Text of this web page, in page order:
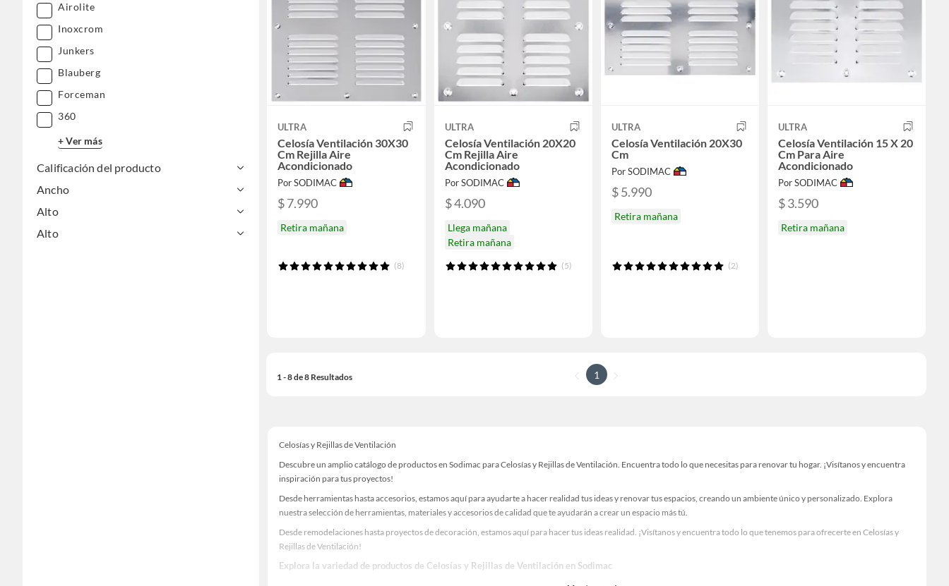
Airolite
Inoxcrom
Junkers
Blauberg
Forceman
360
+ Ver más
Calificación del producto
Ancho
Alto
Alto
ULTRA
Celosía Ventilación 30X30
Cm Rejilla Aire
Acondicionado
Por SODIMAC
$ 7.990
Retira mañana
(8)
ULTRA
Celosía Ventilación 20X20
Cm Rejilla Aire
Acondicionado
Por SODIMAC
$ 4.090
Llega mañana
Retira mañana
(5)
ULTRA
Celosía Ventilación 20X30
Cm
Por SODIMAC
$ 5.990
Retira mañana
(2)
ULTRA
Celosía Ventilación 15 X 20
Cm Para Aire
Acondicionado
Por SODIMAC
$ 3.590
Retira mañana
1 - 8 de 8 Resultados 1
Celosías y Rejillas de Ventilación
Descubre un amplio catálogo de productos en Sodimac para Celosías y Rejillas de Ventilación. Encuentra todo lo que necesitas para renovar tu hogar. ¡Visítanos y encuentra
inspiración para tus proyectos!
Desde herramientas hasta accesorios, estamos aquí para ayudarte a hacer realidad tus ideas y renovar tus espacios, creando un ambiente único y personalizado. Explora
nuestra selección de herramientas, materiales y accesorios de calidad que te ayudarán a crear un espacio más tú.
Desde remodelaciones hasta proyectos de decoración, estamos aquí para hacer tus ideas realidad. ¡Visítanos y encuentra todo lo que tenemos para ofrecerte en Celosías y
Rejillas de Ventilación!
Explora la variedad de productos de Celosías y Rejillas de Ventilación en Sodimac